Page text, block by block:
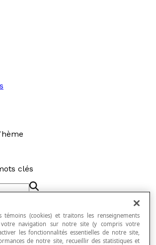
clés
témoins (cookies) et traitons les renseignements
votre navigation sur notre site (y compris votre
les fonctionnalités essentielles de notre site,
de notre site, recueillir des statistiques et